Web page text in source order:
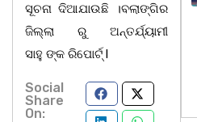
ସୂଚନା ଦିଆଯାଉଛି ।ବଲାଙ୍ଗିର
ଜିଲ୍ଲା ରୁ ଅନ୍ତର୍ଯ୍ୟାମୀ
ସାହୁ ଙ୍କ ରିପୋର୍ଟ୍ l
Social
Share
On: